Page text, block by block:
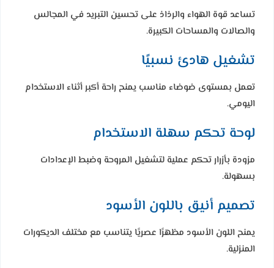
تساعد قوة الهواء والرذاذ على تحسين التبريد في المجالس
والصالات والمساحات الكبيرة.
تشغيل هادئ نسبيًا
تعمل بمستوى ضوضاء مناسب يمنح راحة أكبر أثناء الاستخدام
اليومي.
لوحة تحكم سهلة الاستخدام
مزودة بأزرار تحكم عملية لتشغيل المروحة وضبط الإعدادات
بسهولة.
تصميم أنيق باللون الأسود
يمنح اللون الأسود مظهرًا عصريًا يتناسب مع مختلف الديكورات
المنزلية.